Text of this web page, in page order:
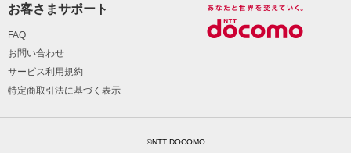
お客さまサポート
FAQ
お問い合わせ
サービス利用規約
特定商取引法に基づく表示
©NTT DOCOMO